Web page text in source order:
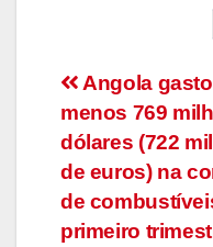
de
artigos
Angola
menos 769
dólares (722
de euros) na
de
primeiro